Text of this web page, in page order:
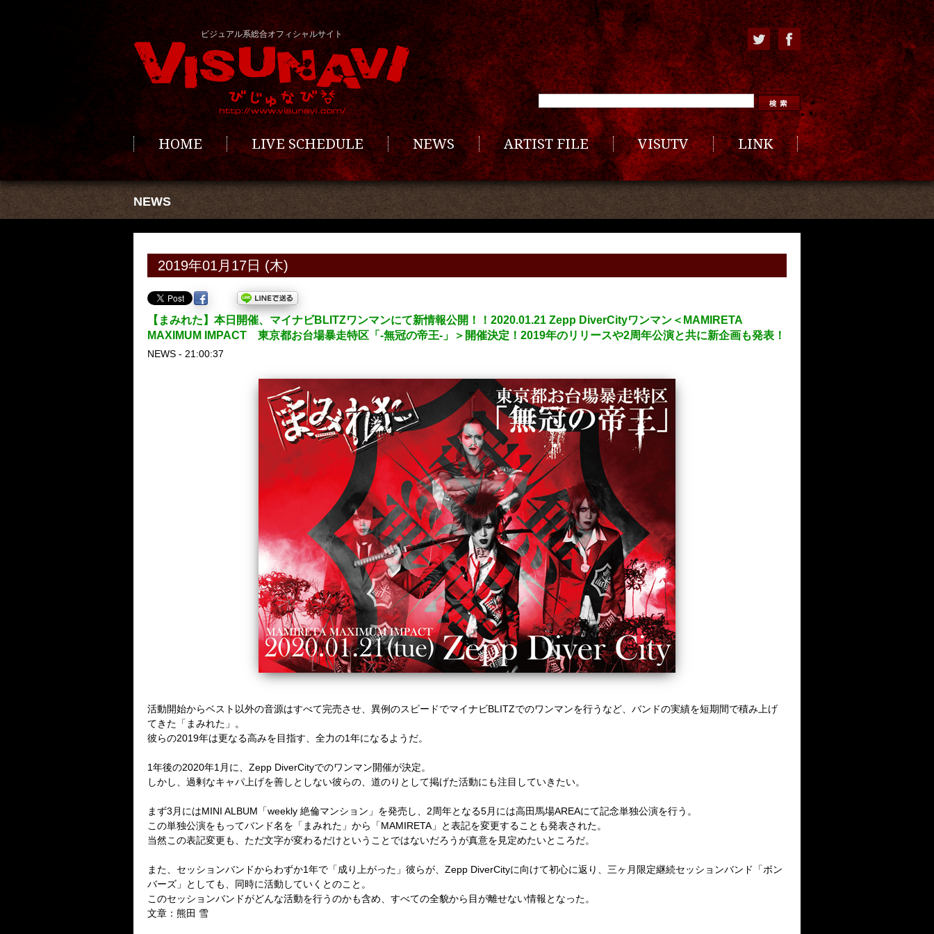
ビジュアル系総合オフィシャルサイト
HOME LIVE SCHEDULE NEWS ARTIST FILE VISUTV LINK
NEWS
2019年01月17日 (木)
【まみれた】本日開催、マイナビBLITZワンマンにて新情報公開！！2020.01.21 Zepp DiverCityワンマン＜MAMIRETA
MAXIMUM IMPACT 東京都お台場暴走特区「-無冠の帝王-」＞開催決定！2019年のリリースや2周年公演と共に新企画も発表！
NEWS - 21:00:37
活動開始からベスト以外の音源はすべて完売させ、異例のスピードでマイナビBLITZでのワンマンを行うなど、バンドの実績を短期間で積み上げ
てきた「まみれた」。
彼らの2019年は更なる高みを目指す、全力の1年になるようだ。
1年後の2020年1月に、Zepp DiverCityでのワンマン開催が決定。
しかし、過剰なキャパ上げを善しとしない彼らの、道のりとして掲げた活動にも注目していきたい。
まず3月にはMINI ALBUM「weekly 絶倫マンション」を発売し、2周年となる5月には高田馬場AREAにて記念単独公演を行う。
この単独公演をもってバンド名を「まみれた」から「MAMIRETA」と表記を変更することも発表された。
当然この表記変更も、ただ文字が変わるだけということではないだろうが真意を見定めたいところだ。
また、セッションバンドからわずか1年で「成り上がった」彼らが、Zepp DiverCityに向けて初心に返り、三ヶ月限定継続セッションバンド「ボン
バーズ」としても、同時に活動していくとのこと。
このセッションバンドがどんな活動を行うのかも含め、すべての全貌から目が離せない情報となった。
文章：熊田 雪